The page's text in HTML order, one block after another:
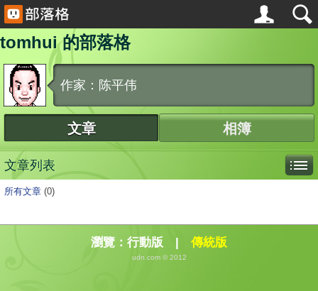
tomhui 的部落格
作家：陈平伟
文章 相簿
文章列表
所有文章 (0)
瀏覽： 行動版 | 傳統版
udn.com © 2012